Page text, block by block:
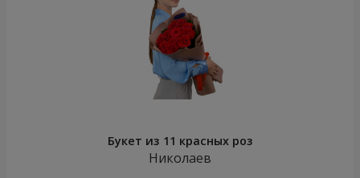
Букет из 11 красных роз
Николаев